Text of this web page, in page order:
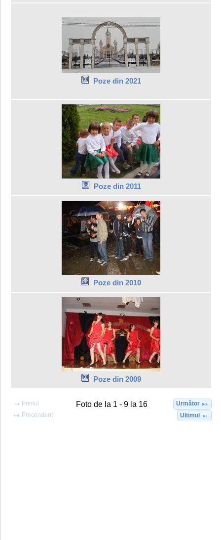
Poze din 2021
Poze din 2011
Poze din 2010
Poze din 2009
Primul
Precendent
Foto de la 1 - 9 la 16
Următor
Ultimul